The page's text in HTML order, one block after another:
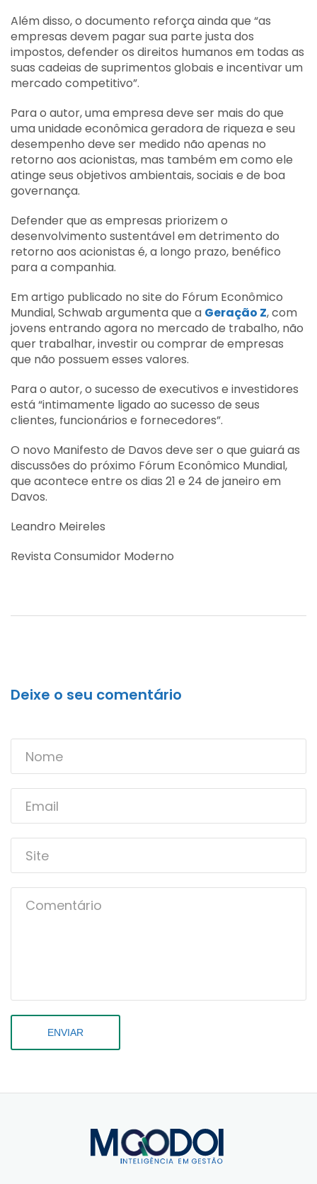
Além disso, o documento reforça ainda que “as
empresas devem pagar sua parte justa dos
impostos, defender os direitos humanos em todas as
suas cadeias de suprimentos globais e incentivar um
mercado competitivo”.
Para o autor, uma empresa deve ser mais do que
uma unidade econômica geradora de riqueza e seu
desempenho deve ser medido não apenas no
retorno aos acionistas, mas também em como ele
atinge seus objetivos ambientais, sociais e de boa
governança.
Defender que as empresas priorizem o
desenvolvimento sustentável em detrimento do
retorno aos acionistas é, a longo prazo, benéfico
para a companhia.
Em artigo publicado no site do Fórum Econômico
Mundial, Schwab argumenta que a Geração Z, com
jovens entrando agora no mercado de trabalho, não
quer trabalhar, investir ou comprar de empresas
que não possuem esses valores.
Para o autor, o sucesso de executivos e investidores
está “intimamente ligado ao sucesso de seus
clientes, funcionários e fornecedores”.
O novo Manifesto de Davos deve ser o que guiará as
discussões do próximo Fórum Econômico Mundial,
que acontece entre os dias 21 e 24 de janeiro em
Davos.
Leandro Meireles
Revista Consumidor Moderno
Deixe o seu comentário
ENVIAR